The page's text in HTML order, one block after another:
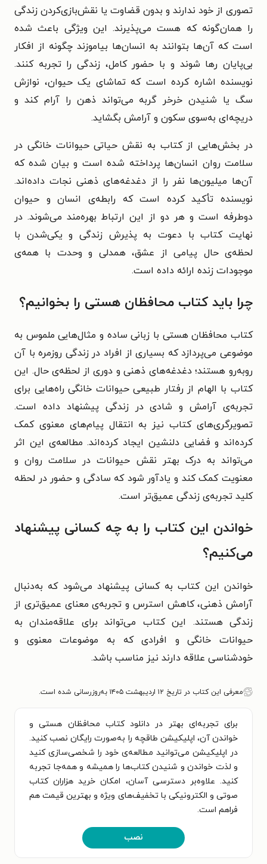
تصوری از خود ندارند و بدون قضاوت یا نقش‌بازی‌کردن زندگی
را همان‌گونه که هست می‌پذیرند. این ویژگی باعث شده
است که آن‌ها بتوانند به انسان‌ها بیاموزند چگونه از افکار
بی‌پایان رها شوند و با حضور کامل، زندگی را تجربه کنند.
نویسنده اشاره کرده است که تماشای یک حیوان، نوازش
سگ یا شنیدن خرخر گربه می‌تواند ذهن را آرام کند و
دریچه‌ای به‌سوی سکون و آرامش بگشاید.
در بخش‌هایی از کتاب به نقش حیاتی حیوانات خانگی در
سلامت روان انسان‌ها پرداخته شده است و بیان شده که
آن‌ها میلیون‌ها نفر را از دغدغه‌های ذهنی نجات داده‌اند.
نویسنده تأکید کرده است که رابطه‌ی انسان و حیوان
دوطرفه است و هر دو از این ارتباط بهره‌مند می‌شوند. در
نهایت کتاب با دعوت به پذیرش زندگی و یکی‌شدن با
لحظه‌ی حال پیامی از عشق، همدلی و وحدت با همه‌ی
موجودات زنده ارائه داده است.
چرا باید کتاب محافظان هستی را بخوانیم؟
کتاب محافظان هستی با زبانی ساده و مثال‌هایی ملموس به
موضوعی می‌پردازد که بسیاری از افراد در زندگی روزمره با آن
روبه‌رو هستند؛ دغدغه‌های ذهنی و دوری از لحظه‌ی حال. این
کتاب با الهام از رفتار طبیعی حیوانات خانگی راه‌هایی برای
تجربه‌ی آرامش و شادی در زندگی پیشنهاد داده است.
تصویرگری‌های کتاب نیز به انتقال پیام‌های معنوی کمک
کرده‌اند و فضایی دلنشین ایجاد کرده‌اند. مطالعه‌ی این اثر
می‌تواند به درک بهتر نقش حیوانات در سلامت روان و
معنویت کمک کند و یادآور شود که سادگی و حضور در لحظه
کلید تجربه‌ی زندگی عمیق‌تر است.
خواندن این کتاب را به چه کسانی پیشنهاد
می‌کنیم؟
خواندن این کتاب به کسانی پیشنهاد می‌شود که به‌دنبال
آرامش ذهنی، کاهش استرس و تجربه‌ی معنای عمیق‌تری از
زندگی هستند. این کتاب می‌تواند برای علاقه‌مندان به
حیوانات خانگی و افرادی که به موضوعات معنوی و
خودشناسی علاقه دارند نیز مناسب باشد.
معرفی این کتاب در تاریخ ۱۲ اردیبهشت ۱۴۰۵ به‌روزرسانی شده است.
برای تجربه‌ای بهتر در دانلود کتاب محافظان هستی و
خواندن آن، اپلیکیشن طاقچه را به‌صورت رایگان نصب کنید.
در اپلیکیشن می‌توانید مطالعه‌ی خود را شخصی‌سازی کنید
و لذت خواندن و شنیدن کتاب‌ها را همیشه و همه‌جا تجربه
کنید. علاوه‌بر دسترسی آسان، امکان خرید هزاران کتاب
صوتی و الکترونیکی با تخفیف‌های ویژه و بهترین قیمت هم
فراهم است.
نصب